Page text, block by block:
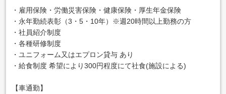
・雇用保険・労働災害保険・健康保険・厚生年金保険
・永年勤続表彰（3・5・10年）※週20時間以上勤務の方
・社員紹介制度
・各種研修制度
・ユニフォーム又はエプロン貸与 あり
・給食制度 希望により300円程度にて社食(施設による)
【車通勤】